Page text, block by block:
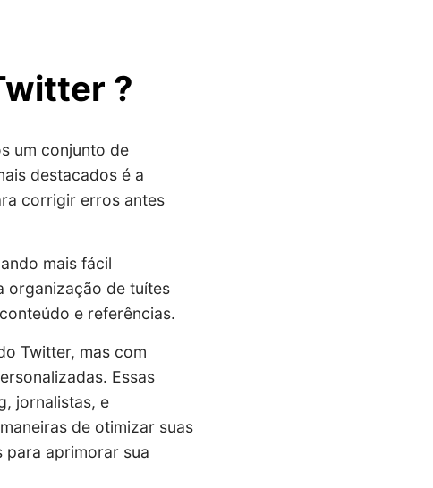
?
um conjunto de
destacados é a
corrigir erros antes
mais fácil
organização de tuítes
e referências.
Twitter, mas com
Essas
jornalistas, e
de otimizar suas
para aprimorar sua